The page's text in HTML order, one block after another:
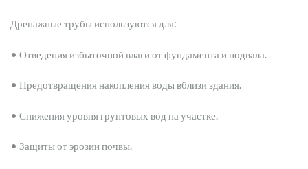
Дренажные трубы используются для:
• Отведения избыточной влаги от фундамента и подвала.
• Предотвращения накопления воды вблизи здания.
• Снижения уровня грунтовых вод на участке.
• Защиты от эрозии почвы.